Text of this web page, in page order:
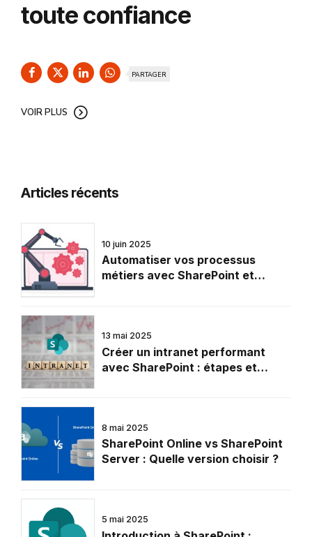
toute confiance
PARTAGER
VOIR PLUS
Articles récents
10 juin 2025
Automatiser vos processus
métiers avec SharePoint et
13 mai 2025
Créer un intranet performant
avec SharePoint : étapes et
8 mai 2025
SharePoint Online vs SharePoint
Server : Quelle version choisir ?
5 mai 2025